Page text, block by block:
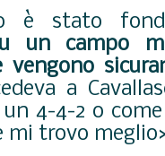
è stato
un campo
a
4-4-2 o
mi trovo